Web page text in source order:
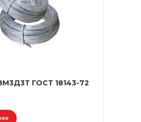
ГОСТ 18143-72